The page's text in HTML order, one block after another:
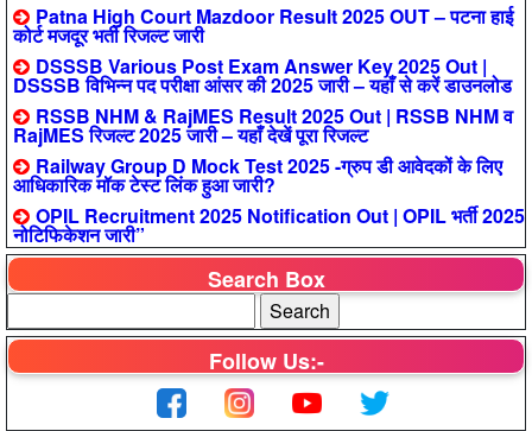
Patna High Court Mazdoor Result 2025 OUT – पटना हाई
कोर्ट मजदूर भर्ती रिजल्ट जारी
DSSSB Various Post Exam Answer Key 2025 Out |
DSSSB विभिन्न पद परीक्षा आंसर की 2025 जारी – यहाँ से करें डाउनलोड
RSSB NHM & RajMES Result 2025 Out | RSSB NHM व
RajMES रिजल्ट 2025 जारी – यहाँ देखें पूरा रिजल्ट
Railway Group D Mock Test 2025 -ग्रुप डी आवेदकों के लिए
आधिकारिक मॉक टेस्ट लिंक हुआ जारी?
OPIL Recruitment 2025 Notification Out | OPIL भर्ती 2025
नोटिफिकेशन जारी”
Search Box
Follow Us:-